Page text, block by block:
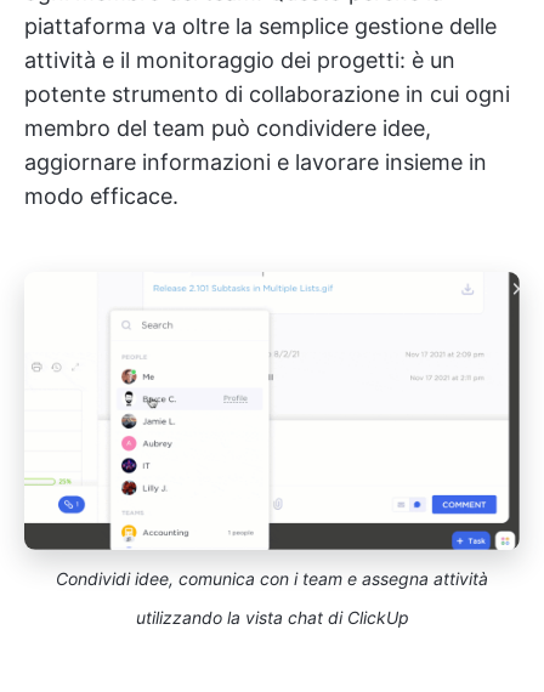
piattaforma va oltre la semplice gestione delle
attività e il monitoraggio dei progetti: è un
potente strumento di collaborazione in cui ogni
membro del team può condividere idee,
aggiornare informazioni e lavorare insieme in
modo efficace.
Condividi idee, comunica con i team e assegna attività
utilizzando la vista chat di ClickUp